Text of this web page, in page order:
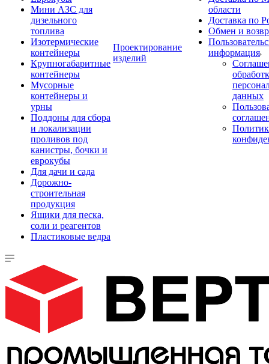
Мини АЗС для
дизельного
топлива
Изотермические
контейнеры
Крупногабаритные
контейнеры
Мусорные
контейнеры и
урны
Поддоны для сбора
и локализации
проливов под
канистры, бочки и
еврокубы
Для дачи и сада
Дорожно-
строительная
продукция
Ящики для песка,
соли и реагентов
Пластиковые ведра
Проектирование
изделий
области
Доставка по
Обмен и
информация
данных